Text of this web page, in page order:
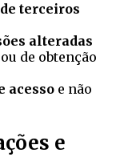
terceiros
alteradas
de obtenção
acesso e não
e